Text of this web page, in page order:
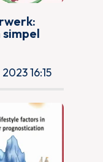
simpel
16:15